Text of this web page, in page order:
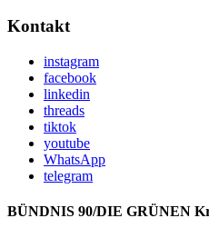
Kontakt
instagram
facebook
linkedin
threads
tiktok
youtube
WhatsApp
telegram
BÜNDNIS 90/DIE GRÜNEN